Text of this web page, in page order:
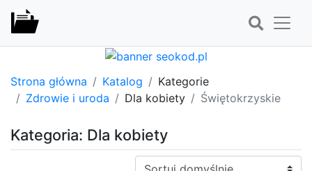
Strona główna Katalog
Kategorie
Zdrowie i uroda
Dla kobiety Świętokrzyskie
Kategoria: Dla kobiety
Sortuj: